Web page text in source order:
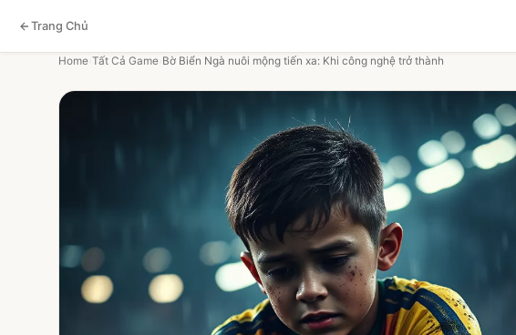
Trang Chủ
Home Tất Cả Game Bờ Biển Ngà nuôi mộng tiến xa: Khi công nghệ trở thành